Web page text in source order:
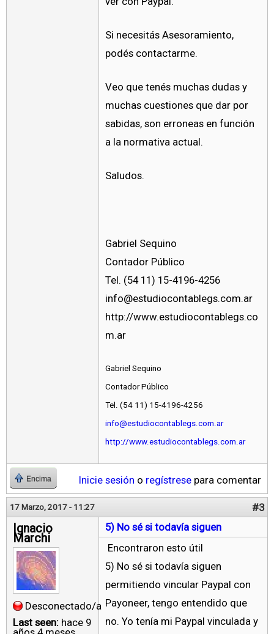
Si necesitás Asesoramiento,
podés contactarme.
Veo que tenés muchas dudas y
muchas cuestiones que dar por
sabidas, son erroneas en función
a la normativa actual.
Saludos.
Gabriel Sequino
Contador Público
Tel. (54 11) 15-4196-4256
info@estudiocontablegs.com.ar
http://www.estudiocontablegs.co
m.ar
Gabriel Sequino
Contador Público
Tel. (54 11) 15-4196-4256
info@estudiocontablegs.com.ar
http://www.estudiocontablegs.com.ar
Encima Inicie sesión o regístrese para comentar
17 Marzo, 2017 - 11:27 #3
Ignacio
Marchi
Desconectado/a
Last seen: hace 9
5) No sé si todavía siguen
Encontraron esto útil
5) No sé si todavía siguen
permitiendo vincular Paypal con
Payoneer, tengo entendido que
no. Yo tenía mi Paypal vinculada y